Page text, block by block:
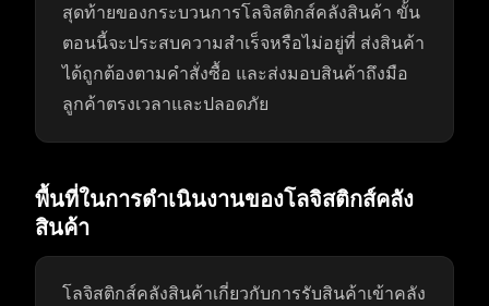
สุดท้ายของกระบวนการโลจิสติกส์คลังสินค้า ขั้น
ตอนนี้จะประสบความสำเร็จหรือไม่อยู่ที่ ส่งสินค้า
ได้ถูกต้องตามคำสั่งซื้อ และส่งมอบสินค้าถึงมือ
ลูกค้าตรงเวลาและปลอดภัย
พื้นที่ในการดำเนินงานของโลจิสติกส์คลัง
สินค้า
โลจิสติกส์คลังสินค้าเกี่ยวกับการรับสินค้าเข้าคลัง